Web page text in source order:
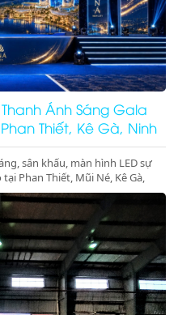
Ánh Sáng Gala
Thiết, Kê Gà, Ninh
sân khấu, màn hình LED sự
Phan Thiết, Mũi Né, Kê Gà,
bị hiện đại, giá cực tốt. Gọi ngay